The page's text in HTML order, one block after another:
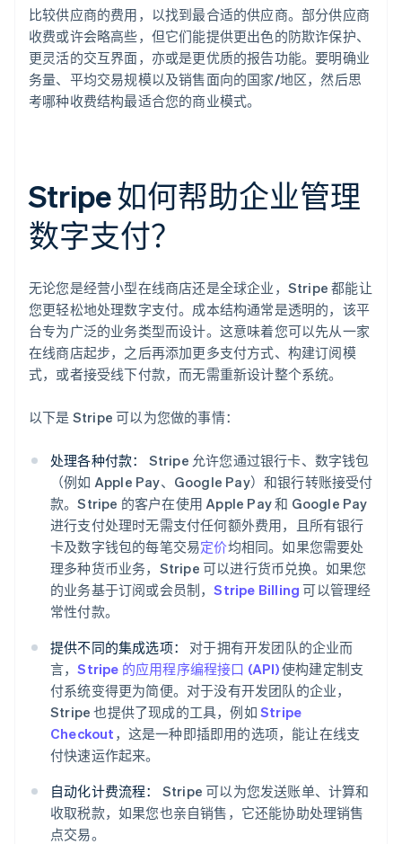
比较供应商的费用，以找到最合适的供应商。部分供应商
收费或许会略高些，但它们能提供更出色的防欺诈保护、
更灵活的交互界面，亦或是更优质的报告功能。要明确业
务量、平均交易规模以及销售面向的国家/地区，然后思
考哪种收费结构最适合您的商业模式。
Stripe 如何帮助企业管理
数字支付？
无论您是经营小型在线商店还是全球企业，Stripe 都能让
您更轻松地处理数字支付。成本结构通常是透明的，该平
台专为广泛的业务类型而设计。这意味着您可以先从一家
在线商店起步，之后再添加更多支付方式、构建订阅模
式，或者接受线下付款，而无需重新设计整个系统。
以下是 Stripe 可以为您做的事情：
处理各种付款：
Stripe 允许您通过银行卡、数字钱包
（例如 Apple Pay、Google Pay）和银行转账接受付
款。Stripe 的客户在使用 Apple Pay 和 Google Pay
进行支付处理时无需支付任何额外费用，且所有银行
卡及数字钱包的每笔交易定价均相同。如果您需要处
理多种货币业务，Stripe 可以进行货币兑换。如果您
的业务基于订阅或会员制，Stripe Billing 可以管理经
常性付款。
提供不同的集成选项：
对于拥有开发团队的企业而
言，Stripe 的应用程序编程接口 (API)使构建定制支
付系统变得更为简便。对于没有开发团队的企业，
Stripe 也提供了现成的工具，例如 Stripe
Checkout ，这是一种即插即用的选项，能让在线支
付快速运作起来。
自动化计费流程：
Stripe 可以为您发送账单、计算和
收取税款，如果您也亲自销售，它还能协助处理销售
点交易。